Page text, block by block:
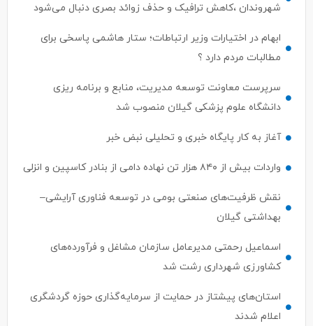
شهروندان ،کاهش ترافیک و حذف زوائد بصری دنبال می‌شود
ابهام در اختیارات وزیر ارتباطات؛ ستار هاشمی پاسخی برای
مطالبات مردم دارد ؟
سرپرست معاونت توسعه مدیریت، منابع و برنامه ریزی
دانشگاه علوم پزشکی گیلان منصوب شد
آغاز به کار پایگاه خبری و تحلیلی نبض خبر
واردات بیش از ۸۴۰ هزار تن نهاده دامی از بنادر كاسپین و انزلی
نقش ظرفیت‌های صنعتی بومی در توسعه فناوری آرایشی–
بهداشتی گیلان
اسماعیل رحمتی مدیرعامل سازمان مشاغل و فرآورده‌های
کشاورزی شهرداری رشت شد
استان‌های پیشتاز در حمایت از سرمایه‌گذاری حوزه گردشگری
اعلام شدند